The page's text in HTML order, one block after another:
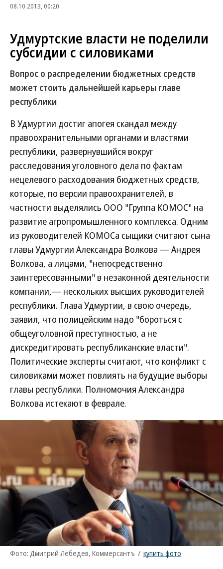
08.10.2013, 00:20
Удмуртские власти не поделили
субсидии с силовиками
Вопрос о распределении бюджетных средств
может стоить дальнейшей карьеры главе
республики
В Удмуртии достиг апогея скандал между
правоохранительными органами и властями
республики, развернувшийся вокруг
расследования уголовного дела по фактам
нецелевого расходования бюджетных средств,
которые, по версии правоохранителей, в
частности выделялись ООО "Группа КОМОС" на
развитие агропромышленного комплекса. Одним
из руководителей КОМОСа сыщики считают сына
главы Удмуртии Александра Волкова — Андрея
Волкова, а лицами, "непосредственно
заинтересованными" в незаконной деятельности
компании,— нескольких высших руководителей
республики. Глава Удмуртии, в свою очередь,
заявил, что полицейским надо "бороться с
общеуголовной преступностью, а не
дискредитировать республиканские власти".
Политические эксперты считают, что конфликт с
силовиками может повлиять на будущие выборы
главы республики. Полномочия Александра
Волкова истекают в феврале.
Фото: Дмитрий Лебедев, Коммерсантъ / купить фото